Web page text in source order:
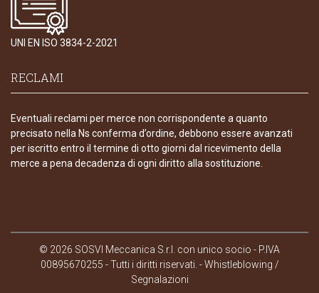
UNI EN ISO 3834-2-2021
RECLAMI
Eventuali reclami per merce non corrispondente a quanto
precisato nella Ns conferma d’ordine, debbono essere avanzati
per iscritto entro il termine di otto giorni dal ricevimento della
merce a pena decadenza di ogni diritto alla sostituzione.
© 2026 SOSVI Meccanica S.r.l. con unico socio - P.IVA
00895670255 - Tutti i diritti riservati. -Whistleblowing /
Segnalazioni